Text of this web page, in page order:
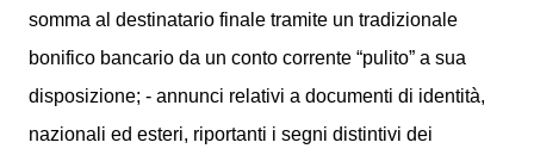
somma al destinatario finale tramite un tradizionale
bonifico bancario da un conto corrente “pulito” a sua
disposizione; - annunci relativi a documenti di identità,
nazionali ed esteri, riportanti i segni distintivi dei